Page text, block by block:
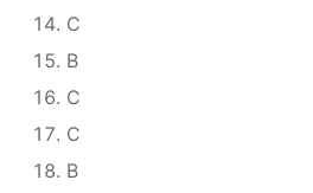
C
B
C
C
B